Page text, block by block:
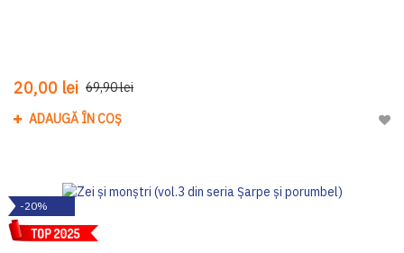
20,00 lei 69,90 lei
ADAUGĂ ÎN COȘ
-20%